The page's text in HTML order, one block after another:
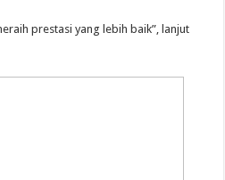
prestasi yang lebih baik”, lanjut